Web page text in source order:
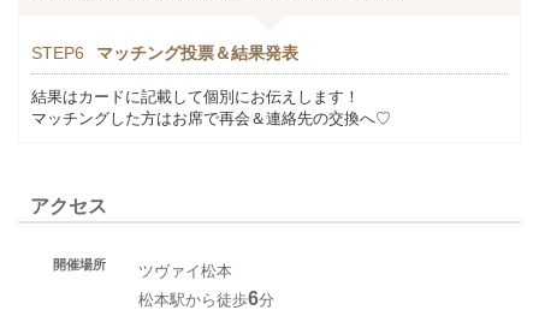
STEP6 マッチング投票＆結果発表
結果はカードに記載して個別にお伝えします！
マッチングした方はお席で再会＆連絡先の交換へ♡
アクセス
開催場所
ツヴァイ松本
松本駅から徒歩6分